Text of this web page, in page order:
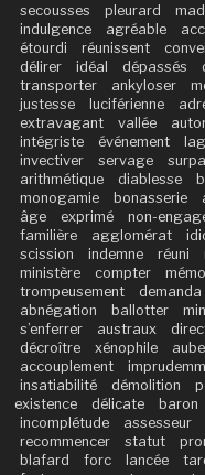
secousses pleurard
indulgence
agréable
étourdi
réunissent
délirer
idéal dépassés
transporter
ankyloser
justesse
luciférienne
extravagant
vallée
intégriste
événement
invectiver
servage
arithmétique
diablesse
monogamie
bonasserie
âge
exprimé non-
familière
agglomérat
scission
indemne réuni
ministère
compter
trompeusement
demanda
abnégation
ballotter
s’enferrer
austraux
décroître
xénophile
accouplement
insatiabilité
démolition
existence
délicate baron
incomplétude
assesseur
recommencer
statut
blafard
forc lancée